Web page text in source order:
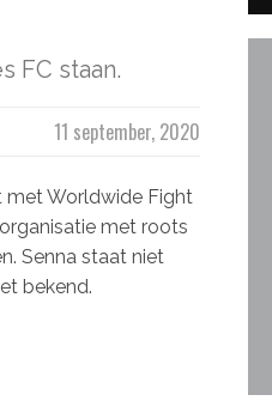
FC staan.
11 september, 2020
met Worldwide Fight
met roots
Senna staat niet
bekend.